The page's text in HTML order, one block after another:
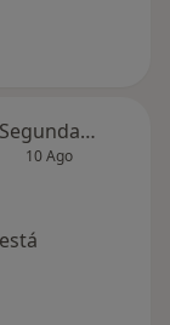
Segunda-feira
10 Ago